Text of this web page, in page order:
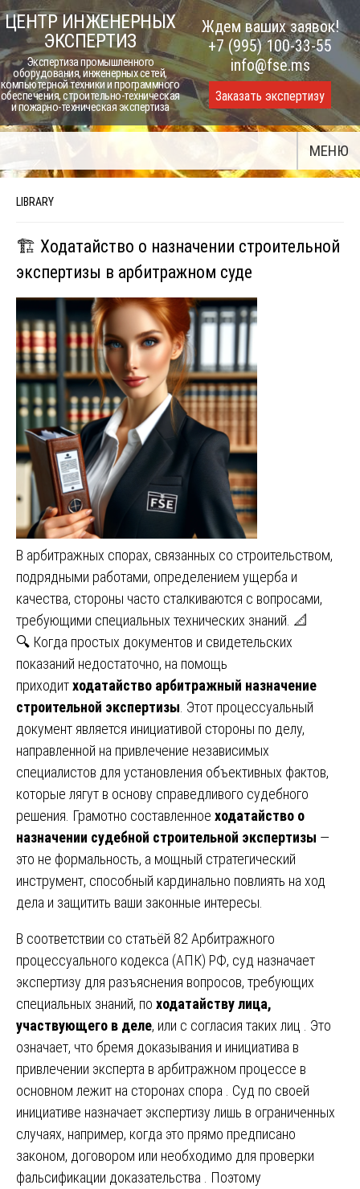
Skip
to
content
ЦЕНТР ИНЖЕНЕРНЫХ
ЭКСПЕРТИЗ
Экспертиза промышленного
оборудования, инженерных сетей,
компьютерной техники и программного
обеспечения, строительно-техническая
и пожарно-техническая экспертиза
Ждем ваших заявок!
+7 (995) 100-33-55
info@fse.ms
Заказать экспертизу
МЕНЮ
LIBRARY
🏗️ Ходатайство о назначении строительной
экспертизы в арбитражном суде
В арбитражных спорах, связанных со строительством,
подрядными работами, определением ущерба и
качества, стороны часто сталкиваются с вопросами,
требующими специальных технических знаний. 📐
🔍 Когда простых документов и свидетельских
показаний недостаточно, на помощь
приходитходатайство арбитражный назначение
строительной экспертизы . Этот процессуальный
документ является инициативой стороны по делу,
направленной на привлечение независимых
специалистов для установления объективных фактов,
которые лягут в основу справедливого судебного
решения. Грамотно составленное ходатайство о
назначении судебной строительной экспертизы —
это не формальность, а мощный стратегический
инструмент, способный кардинально повлиять на ход
дела и защитить ваши законные интересы.
В соответствии со статьёй 82 Арбитражного
процессуального кодекса (АПК) РФ, суд назначает
экспертизу для разъяснения вопросов, требующих
специальных знаний, по ходатайству лица,
участвующего в деле, или с согласия таких лиц . Это
означает, что бремя доказывания и инициатива в
привлечении эксперта в арбитражном процессе в
основном лежит на сторонах спора . Суд по своей
инициативе назначает экспертизу лишь в ограниченных
случаях, например, когда это прямо предписано
законом, договором или необходимо для проверки
фальсификации доказательства . Поэтому